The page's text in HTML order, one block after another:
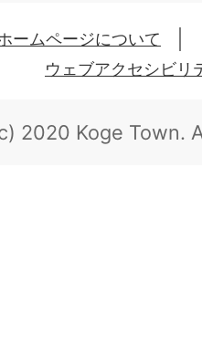
ームページについて
ウェブアクセシビリ
2020 Koge Town.